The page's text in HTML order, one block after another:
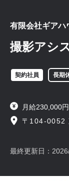
有限会社ギアハ
撮影アシ
契約社員 長期
月給230,000
〒104-0052
最終更新日：